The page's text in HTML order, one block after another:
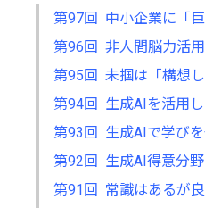
第97回 中小企業に「
第96回 非人間脳力活
第95回 未掴は「構想
第94回 生成AIを活用
第93回 生成AIで学び
第92回 生成AI得意分
第91回 常識はあるが